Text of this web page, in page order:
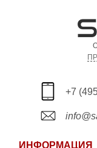
+7
ИНФОРМАЦИЯ